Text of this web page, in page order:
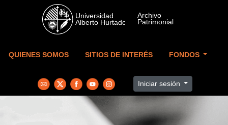
Skip to main content
QUIENES SOMOS SITIOS DE INTERÉS FONDOS
Iniciar sesión